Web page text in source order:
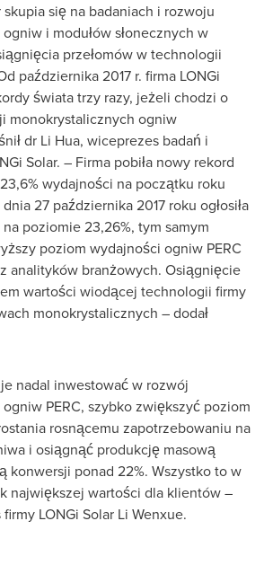
skupia się na badaniach i rozwoju
i modułów słonecznych w
przełomów w technologii
października 2017 r. firma LONGi
świata trzy razy, jeżeli chodzi o
monokrystalicznych ogniw
dr Li Hua, wiceprezes badań i
Solar. – Firma pobiła nowy rekord
wydajności na początku roku
27 października 2017 roku ogłosiła
poziomie 23,26%, tym samym
poziom wydajności ogniw PERC
analityków branżowych. Osiągnięcie
wartości wiodącej technologii firmy
monokrystalicznych – dodał
nadal inwestować w rozwój
PERC, szybko zwiększyć poziom
rosnącemu zapotrzebowaniu na
i osiągnąć produkcję masową
konwersji ponad 22%. Wszystko to w
największej wartości dla klientów –
LONGi Solar Li Wenxue.